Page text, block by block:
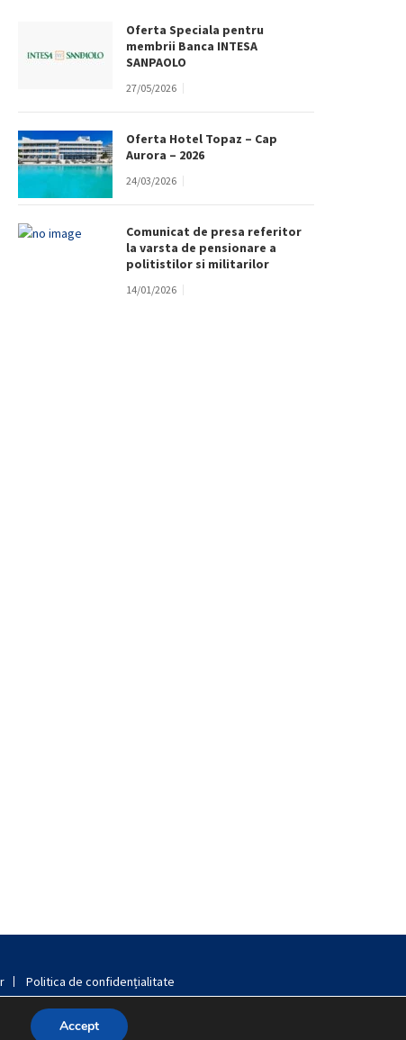
Oferta Speciala pentru
membrii Banca INTESA
SANPAOLO
27/05/2026
Oferta Hotel Topaz – Cap
Aurora – 2026
24/03/2026
Comunicat de presa referitor
la varsta de pensionare a
politistilor si militarilor
14/01/2026
Politica de confidențialitate
Accept